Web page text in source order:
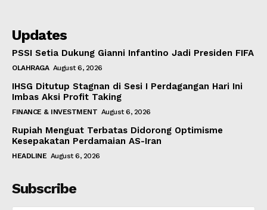
Updates
PSSI Setia Dukung Gianni Infantino Jadi Presiden FIFA
OLAHRAGA August 6, 2026
IHSG Ditutup Stagnan di Sesi I Perdagangan Hari Ini
Imbas Aksi Profit Taking
FINANCE & INVESTMENT August 6, 2026
Rupiah Menguat Terbatas Didorong Optimisme
Kesepakatan Perdamaian AS-Iran
HEADLINE August 6, 2026
Subscribe